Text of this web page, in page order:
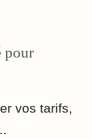
pour
vos tarifs,